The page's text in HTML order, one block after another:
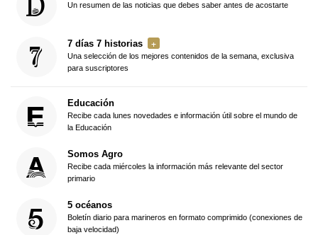
Un resumen de las noticias que debes saber antes de acostarte
7 días 7 historias
Una selección de los mejores contenidos de la semana, exclusiva
para suscriptores
Educación
Recibe cada lunes novedades e información útil sobre el mundo de
la Educación
Somos Agro
Recibe cada miércoles la información más relevante del sector
primario
5 océanos
Boletín diario para marineros en formato comprimido (conexiones de
baja velocidad)